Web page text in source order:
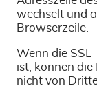
wechselt und
Browserzeile.
Wenn die
ist, können die
nicht von